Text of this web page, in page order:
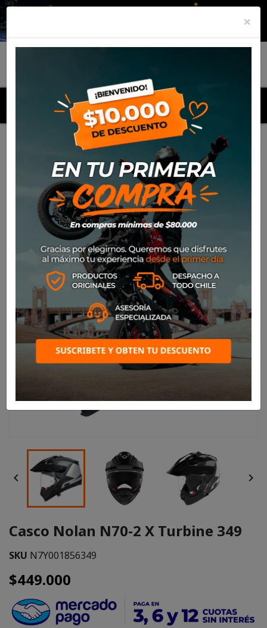
MENU
Productos Equipamiento Para el piloto
Casco Nolan N70-2 X Turbine 349
 
Casco Nolan N70-2 X Turbine 349
SKU N7Y001856349
$449.000
×